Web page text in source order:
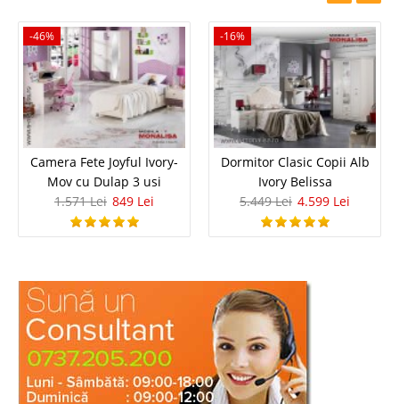
-46%
Camera Fete Joyful Ivory-
Mov cu Dulap 3 usi
1.571 Lei 849 Lei
-16%
Dormitor Clasic Copii Alb
Ivory Belissa
5.449 Lei 4.599 Lei